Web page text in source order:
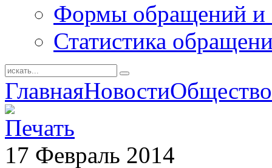
Формы обращений и
Статистика
ГлавнаяНовостиОбщество
17 Февраль 2014